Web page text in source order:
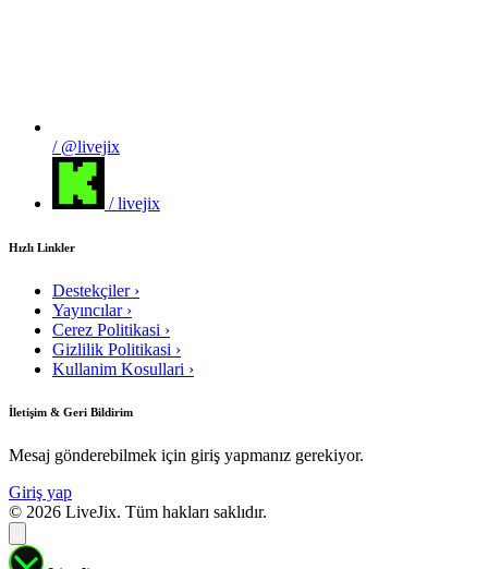
/ @livejix
/ livejix
Hızlı Linkler
Destekçiler ›
Yayıncılar ›
Cerez Politikasi ›
Gizlilik Politikasi ›
Kullanim Kosullari ›
İletişim & Geri Bildirim
Mesaj gönderebilmek için giriş yapmanız gerekiyor.
Giriş yap
© 2026 LiveJix. Tüm hakları saklıdır.